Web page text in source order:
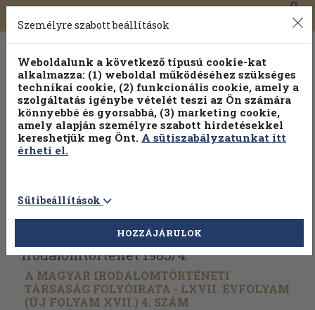
Toggle
navigation
0
Vissza az előző oldalra Válasszon példányt
Irodalomtörténet 1985/4.
A MAGYAR IRODALOMTÖRTÉNETI
TÁRSASÁG FOLYÓIRATA - LXVII. ÉVFOLYAM
(ÚJ FOLYAM XVII.) 4. SZÁM
Személyre szabott beállítások
Weboldalunk a következő típusú cookie-kat
alkalmazza: (1) weboldal működéséhez szükséges
technikai cookie, (2) funkcionális cookie, amely a
szolgáltatás igénybe vételét teszi az Ön számára
könnyebbé és gyorsabbá, (3) marketing cookie,
amely alapján személyre szabott hirdetésekkel
kereshetjük meg Önt. A sütiszabályzatunkat itt
érheti el.
Sütibeállítások
HOZZÁJÁRULOK